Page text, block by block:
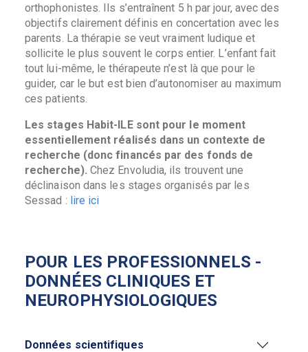
orthophonistes. Ils s’entraînent 5 h par jour, avec des
objectifs clairement définis en concertation avec les
parents. La thérapie se veut vraiment ludique et
sollicite le plus souvent le corps entier. L’enfant fait
tout lui-même, le thérapeute n’est là que pour le
guider, car le but est bien d’autonomiser au maximum
ces patients.
Les stages Habit-ILE sont pour le moment
essentiellement réalisés dans un contexte de
recherche (donc financés par des fonds de
recherche). Chez Envoludia, ils trouvent une
déclinaison dans les stages organisés par les
Sessad : lire ici
POUR LES PROFESSIONNELS -
DONNÉES CLINIQUES ET
NEUROPHYSIOLOGIQUES
Données scientifiques